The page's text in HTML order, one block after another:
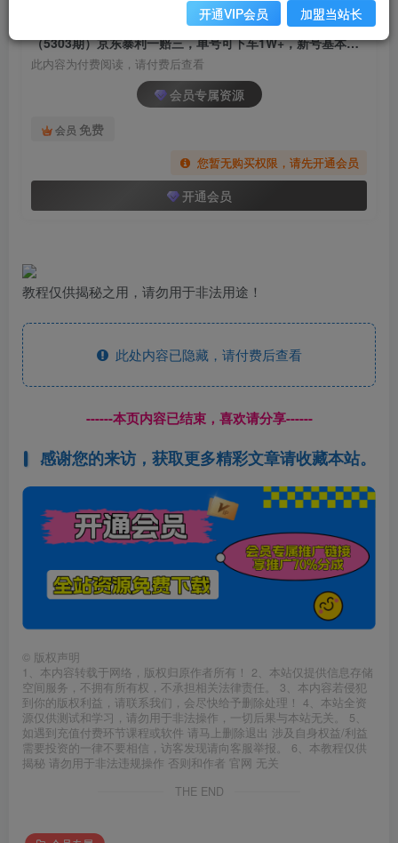
（5303期）京东暴利一赔三，单号可下车1W+，新号基本稳下（仅供揭秘）
此内容为付费阅读，请付费后查看
会员专属资源
会员 免费
您暂无购买权限，请先开通会员
开通会员
教程仅供揭秘之用，请勿用于非法用途！
此处内容已隐藏，请付费后查看
------本页内容已结束，喜欢请分享------
感谢您的来访，获取更多精彩文章请收藏本站。
© 版权声明
1、本内容转载于网络，版权归原作者所有！ 2、本站仅提供信息存储
空间服务，不拥有所有权，不承担相关法律责任。 3、本内容若侵犯
到你的版权利益，请联系我们，会尽快给予删除处理！ 4、本站全资
源仅供测试和学习，请勿用于非法操作，一切后果与本站无关。 5、
如遇到充值付费环节课程或软件 请马上删除退出 涉及自身权益/利益
需要投资的一律不要相信，访客发现请向客服举报。 6、本教程仅供
揭秘 请勿用于非法违规操作 否则和作者 官网 无关
THE END
开通VIP会员 加盟当站长